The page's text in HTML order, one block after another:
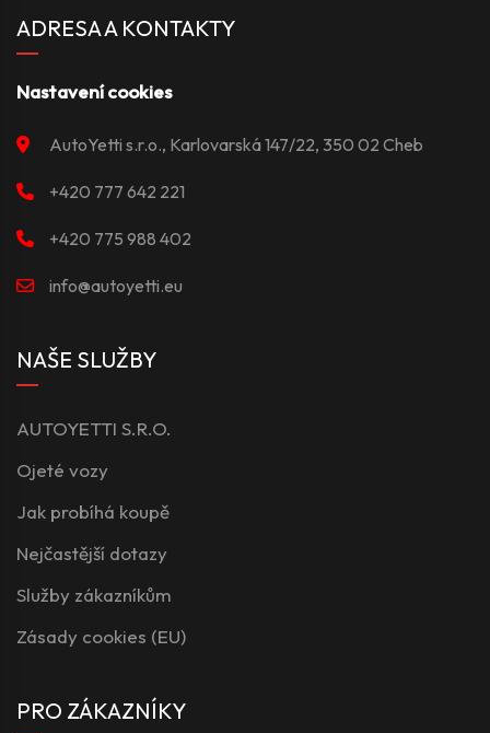
ADRESA A KONTAKTY
Nastavení cookies
AutoYetti s.r.o., Karlovarská 147/22, 350 02 Cheb
+420 777 642 221
+420 775 988 402
info@autoyetti.eu
NAŠE SLUŽBY
AUTOYETTI S.R.O.
Ojeté vozy
Jak probíhá koupě
Nejčastější dotazy
Služby zákazníkům
Zásady cookies (EU)
PRO ZÁKAZNÍKY